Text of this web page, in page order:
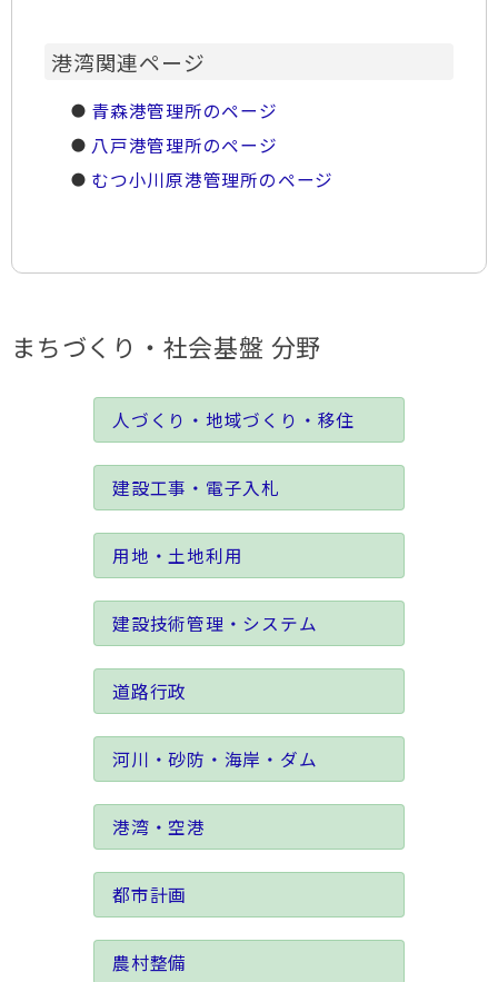
港湾関連ページ
青森港管理所のページ
八戸港管理所のページ
むつ小川原港管理所のページ
まちづくり・社会基盤 分野
人づくり・地域づくり・移住
建設工事・電子入札
用地・土地利用
建設技術管理・システム
道路行政
河川・砂防・海岸・ダム
港湾・空港
都市計画
農村整備